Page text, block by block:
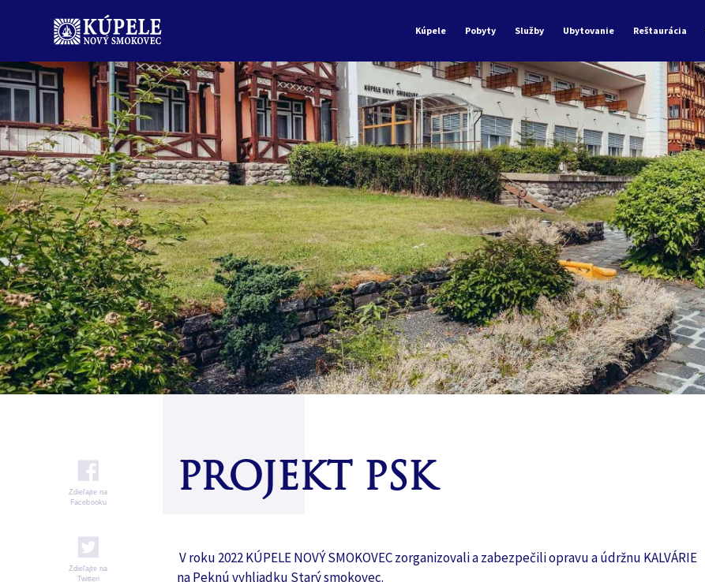
Kúpele Pobyty Služby Ubytovanie Reštaurácia
Zdieľajte na
Facebooku
Zdieľajte na
Twitteri
PROJEKT PSK
V roku 2022 KÚPELE NOVÝ SMOKOVEC zorganizovali a zabezpečili opravu a údržnu KALVÁRIE
na Peknú vyhliadku Starý smokovec.